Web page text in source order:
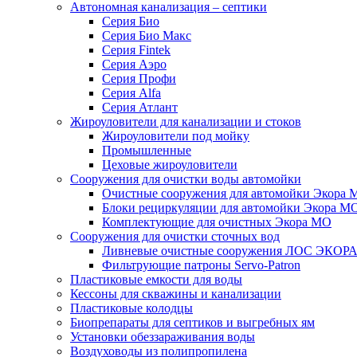
Автономная канализация – септики
Серия Био
Серия Био Макс
Серия Fintek
Серия Аэро
Серия Профи
Серия Alfa
Серия Атлант
Жироуловители для канализации и стоков
Жироуловители под мойку
Промышленные
Цеховые жироуловители
Сооружения для очистки воды автомойки
Очистные сооружения для автомойки Экора
Блоки рециркуляции для автомойки Экора
Комплектующие для очистных Экора МО
Сооружения для очистки сточных вод
Ливневые очистные сооружения ЛОС ЭКОРА
Фильтрующие патроны Servo-Patron
Пластиковые емкости для воды
Кессоны для скважины и канализации
Пластиковые колодцы
Биопрепараты для септиков и выгребных ям
Установки обеззараживания воды
Воздуховоды из полипропилена